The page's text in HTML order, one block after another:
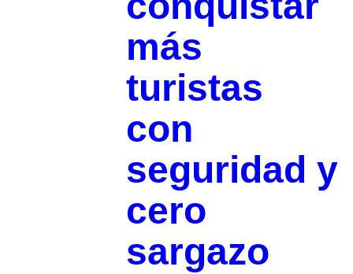
más
turistas
con
seguridad y
cero
sargazo